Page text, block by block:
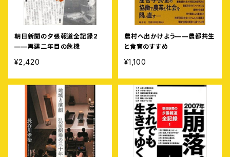
朝日新聞の夕張報道全記録2
——再建二年目の危機
¥2,420
農村へ出かけよう——農都共生
と食育のすすめ
¥1,100